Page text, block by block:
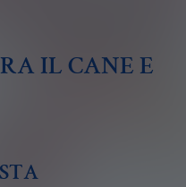
IL CANE E